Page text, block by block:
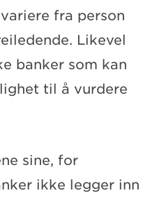
fra person
Likevel
banker som kan
til å vurdere
sine, for
ikke legger inn